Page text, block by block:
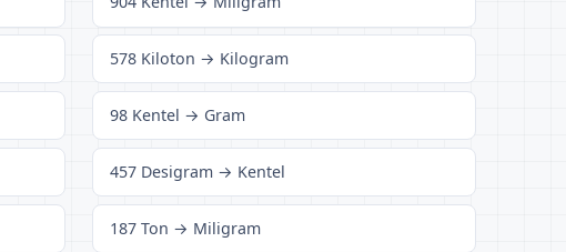
578 Kiloton → Kilogram
98 Kentel → Gram
457 Desigram → Kentel
187 Ton → Miligram